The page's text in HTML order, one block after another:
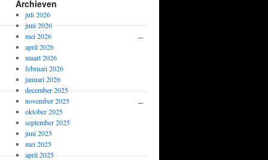
–
–
Archieven
juli 2026
juni 2026
mei 2026
april 2026
maart 2026
februari 2026
januari 2026
december 2025
november 2025
oktober 2025
september 2025
juni 2025
mei 2025
april 2025